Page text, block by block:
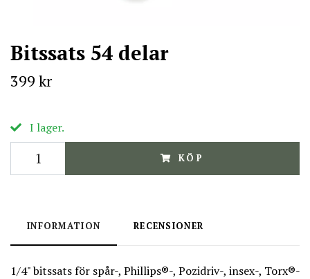
Bitssats 54 delar
399 kr
I lager.
KÖP
INFORMATION RECENSIONER
1/4" bitssats för spår-, Phillips®-, Pozidriv-, insex-, Torx®-